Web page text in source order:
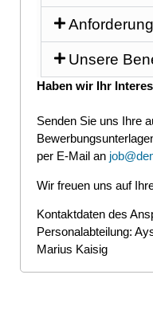
Unsere
Haben wir Ihr
Senden Sie uns Ihre
per E-Mail an
Wir freuen uns auf
Kontaktdaten des
Personalabteilung:
Marius Kaisig